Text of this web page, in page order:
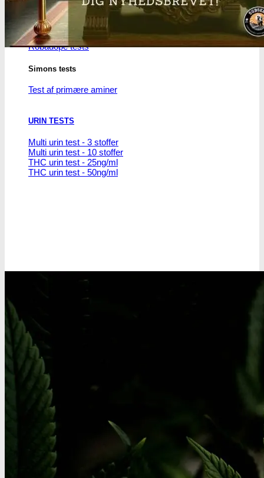
Robadope
Robadope tests
Simons tests
Test af primære aminer
URIN TESTS
Multi urin test - 3 stoffer
Multi urin test - 10 stoffer
THC urin test - 25ng/ml
THC urin test - 50ng/ml
Oplev alle vores tests her